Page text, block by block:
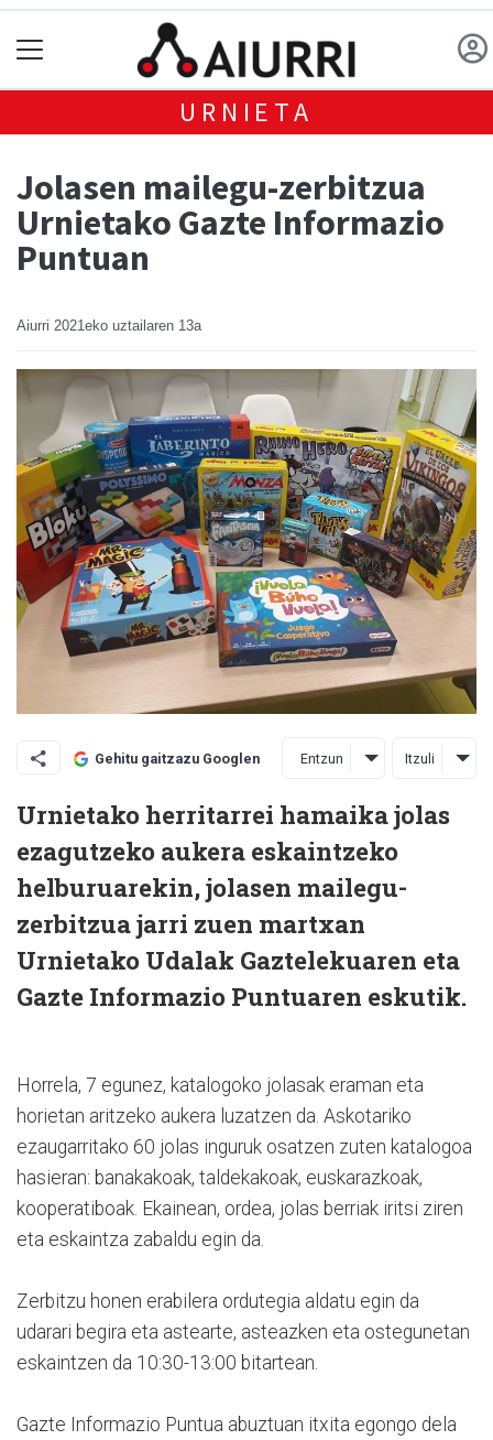
URNIETA
Jolasen mailegu-zerbitzua
Urnietako Gazte Informazio
Puntuan
Aiurri 2021eko uztailaren 13a
Gehitu gaitzazu Googlen Entzun Itzuli
Urnietako herritarrei hamaika jolas
ezagutzeko aukera eskaintzeko
helburuarekin, jolasen mailegu-
zerbitzua jarri zuen martxan
Urnietako Udalak Gaztelekuaren eta
Gazte Informazio Puntuaren eskutik.
Horrela, 7 egunez, katalogoko jolasak eraman eta
horietan aritzeko aukera luzatzen da. Askotariko
ezaugarritako 60 jolas inguruk osatzen zuten katalogoa
hasieran: banakakoak, taldekakoak, euskarazkoak,
kooperatiboak. Ekainean, ordea, jolas berriak iritsi ziren
eta eskaintza zabaldu egin da.
Zerbitzu honen erabilera ordutegia aldatu egin da
udarari begira eta astearte, asteazken eta ostegunetan
eskaintzen da 10:30-13:00 bitartean.
Gazte Informazio Puntua abuztuan itxita egongo dela